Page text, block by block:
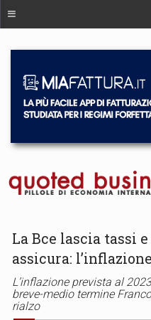
La Bce lascia tassi
assicura:
L’inflazione prevista al
breve-medio termine
rialzo